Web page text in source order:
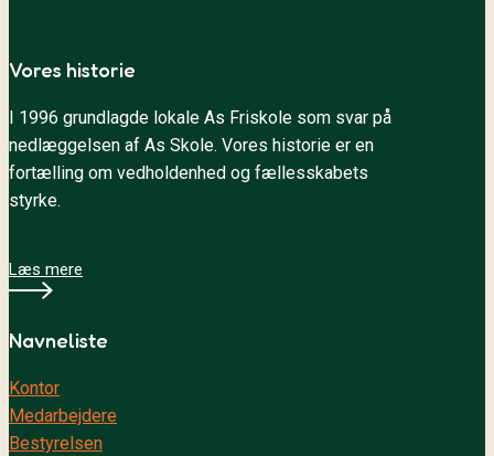
Vores historie
I 1996 grundlagde lokale As Friskole som svar på
nedlæggelsen af As Skole. Vores historie er en
fortælling om vedholdenhed og fællesskabets
styrke.
Læs mere
Navneliste
Kontor
Medarbejdere
Bestyrelsen